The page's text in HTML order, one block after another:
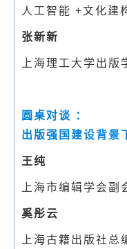
人工智能 +文化建
张新新
上海理工大学出版
圆桌对谈 ：
出版强国建设背景
王纯
上海市编辑学会
奚彤云
上海古籍出版社总